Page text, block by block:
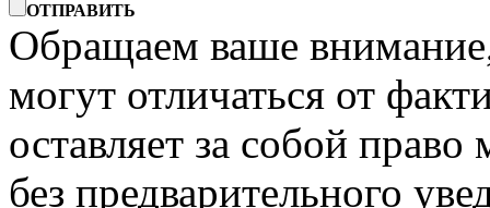
ОТПРАВИТЬ
Обращаем ваше
могут отличаться от
оставляет за собой право
без предварительного